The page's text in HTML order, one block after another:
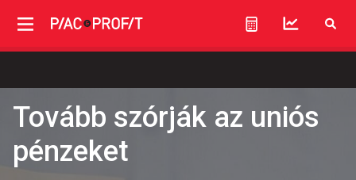
Tovább szórják az uniós
pénzeket